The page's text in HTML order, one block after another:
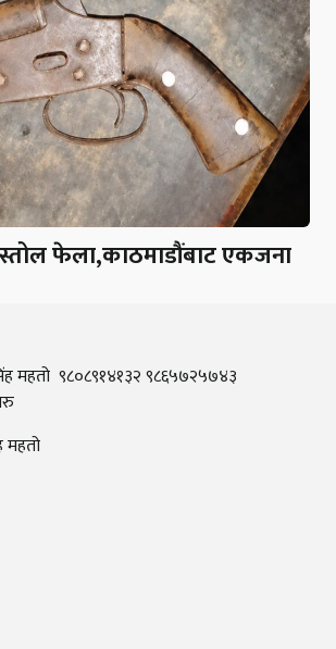
फेला,काठमाडौंबाट एकजना
महतो ९८०८९१४१३२ ९८६५७२५७४३